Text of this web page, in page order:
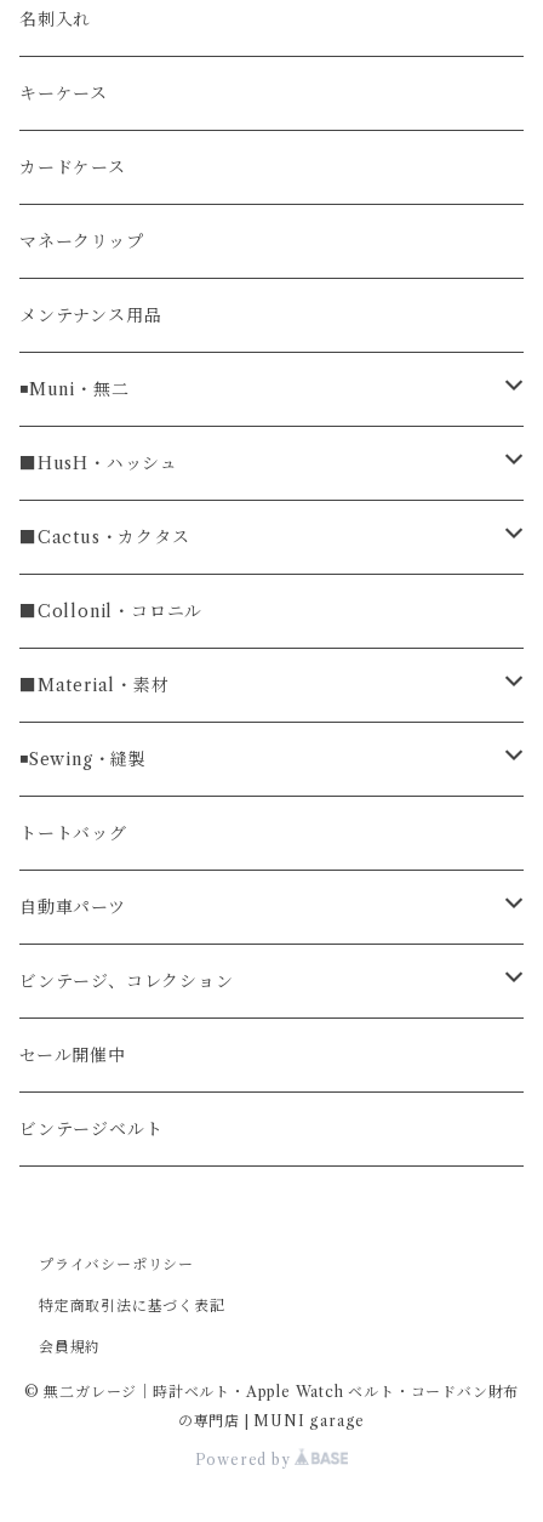
エレファント
アリゲーター
リザード
ガルーシャ（エイ）
牛革
ラグ幅16mm
ラグ幅18mm
ラグ幅19mm
ラグ幅20mm
ラグ幅22mm
ラグ幅24mm
ルミノックス / LUMINOX
エルメス / HERMES
長財布
名刺入れ
キーケース
カードケース
マネークリップ
メンテナンス用品
◾️Muni・無二
長財布
長財布
ラウンドファスナー長財布
名刺入れ
小銭入れ
キーケース
時計ベルト
マネークリップ
腕時計
■HusH・ハッシュ
ラウンドファスナー
カードケース
マウスパッド
コインケース
キーホルダー
キーケース
■Cactus・カクタス
コインケース
キーホルダー
ライターケース
レザーウォッチ
文字盤Mサイズ（φ33mm）
文字盤Sサイズ（φ26mm）
レザーウォレット
ロング
ショート
タバコケース
カードケース
ウォレットロープ
■Collonil・コロニル
■Material・素材
クロコダイル
パイソン
リザード
エレファント
ガルーシャ（エイ）
アリゲーター
コードバン
牛革
◾️Sewing・縫製
ハンドステッチ（手縫い）仕立て
ミシンステッチ仕立て
トートバッグ
自動車パーツ
ステアリング
シフトノブ
ビンテージ、コレクション
ウッドキーホルダー
ZIPPO/ジッポー・ライター
セール開催中
ビンテージベルト
プライバシーポリシー
特定商取引法に基づく表記
会員規約
© 無二ガレージ｜時計ベルト・Apple Watch ベルト・コードバン財布
の専門店 | MUNI garage
Powered by